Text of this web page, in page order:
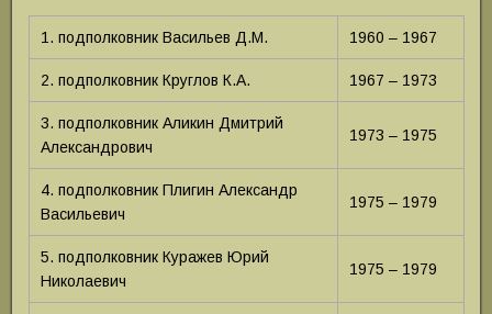
1. подполковник Васильев Д.М. 1960 – 1967
2. подполковник Круглов К.А. 1967 – 1973
3. подполковник Аликин Дмитрий
Александрович
1973 – 1975
4. подполковник Плигин Александр
Васильевич
1975 – 1979
5. подполковник Куражев Юрий
Николаевич
1975 – 1979